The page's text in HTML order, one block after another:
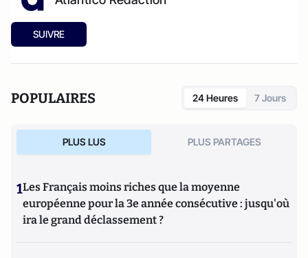
SUIVRE
POPULAIRES 24 Heures 7 Jours
PLUS LUS PLUS PARTAGES
1Les Français moins riches que la moyenne
européenne pour la 3e année consécutive : jusqu'où
ira le grand déclassement ?